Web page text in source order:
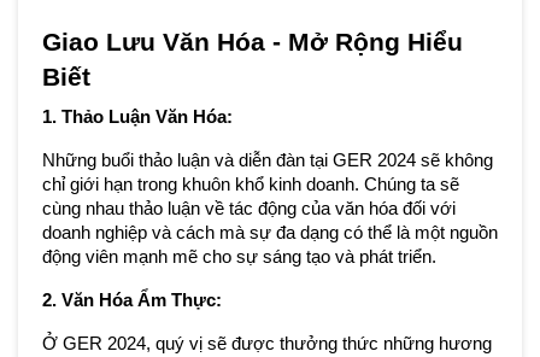
Giao Lưu Văn Hóa - Mở Rộng Hiểu
Biết
1. Thảo Luận Văn Hóa:
Những buổi thảo luận và diễn đàn tại GER 2024 sẽ không
chỉ giới hạn trong khuôn khổ kinh doanh. Chúng ta sẽ
cùng nhau thảo luận về tác động của văn hóa đối với
doanh nghiệp và cách mà sự đa dạng có thể là một nguồn
động viên mạnh mẽ cho sự sáng tạo và phát triển.
2. Văn Hóa Ẩm Thực:
Ở GER 2024, quý vị sẽ được thưởng thức những hương